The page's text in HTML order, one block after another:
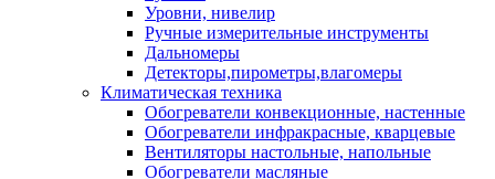
Уровни, нивелир
Ручные измерительные инструменты
Дальномеры
Детекторы,пирометры,влагомеры
Климатическая техника
Обогреватели конвекционные, настенные
Обогреватели инфракрасные, кварцевые
Вентиляторы настольные, напольные
Обогреватели масляные